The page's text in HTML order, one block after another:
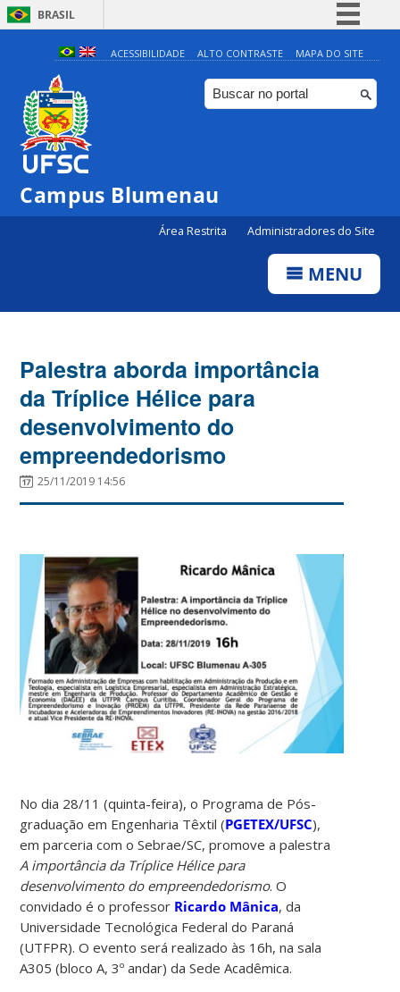
BRASIL
Simplifique!
Comunica BR
Participe
ACESSIBILIDADE ALTO CONTRASTE MAPA DO SITE
Campus Blumenau
Área Restrita Administradores do Site
MENU
Palestra aborda importância
da Tríplice Hélice para
desenvolvimento do
empreendedorismo
25/11/2019 14:56
No dia 28/11 (quinta-feira), o Programa de Pós-
graduação em Engenharia Têxtil (PGETEX/UFSC),
em parceria com o Sebrae/SC, promove a palestra
A importância da Tríplice Hélice para
desenvolvimento do empreendedorismo. O
convidado é o professor Ricardo Mânica, da
Universidade Tecnológica Federal do Paraná
(UTFPR). O evento será realizado às 16h, na sala
A305 (bloco A, 3º andar) da Sede Acadêmica.